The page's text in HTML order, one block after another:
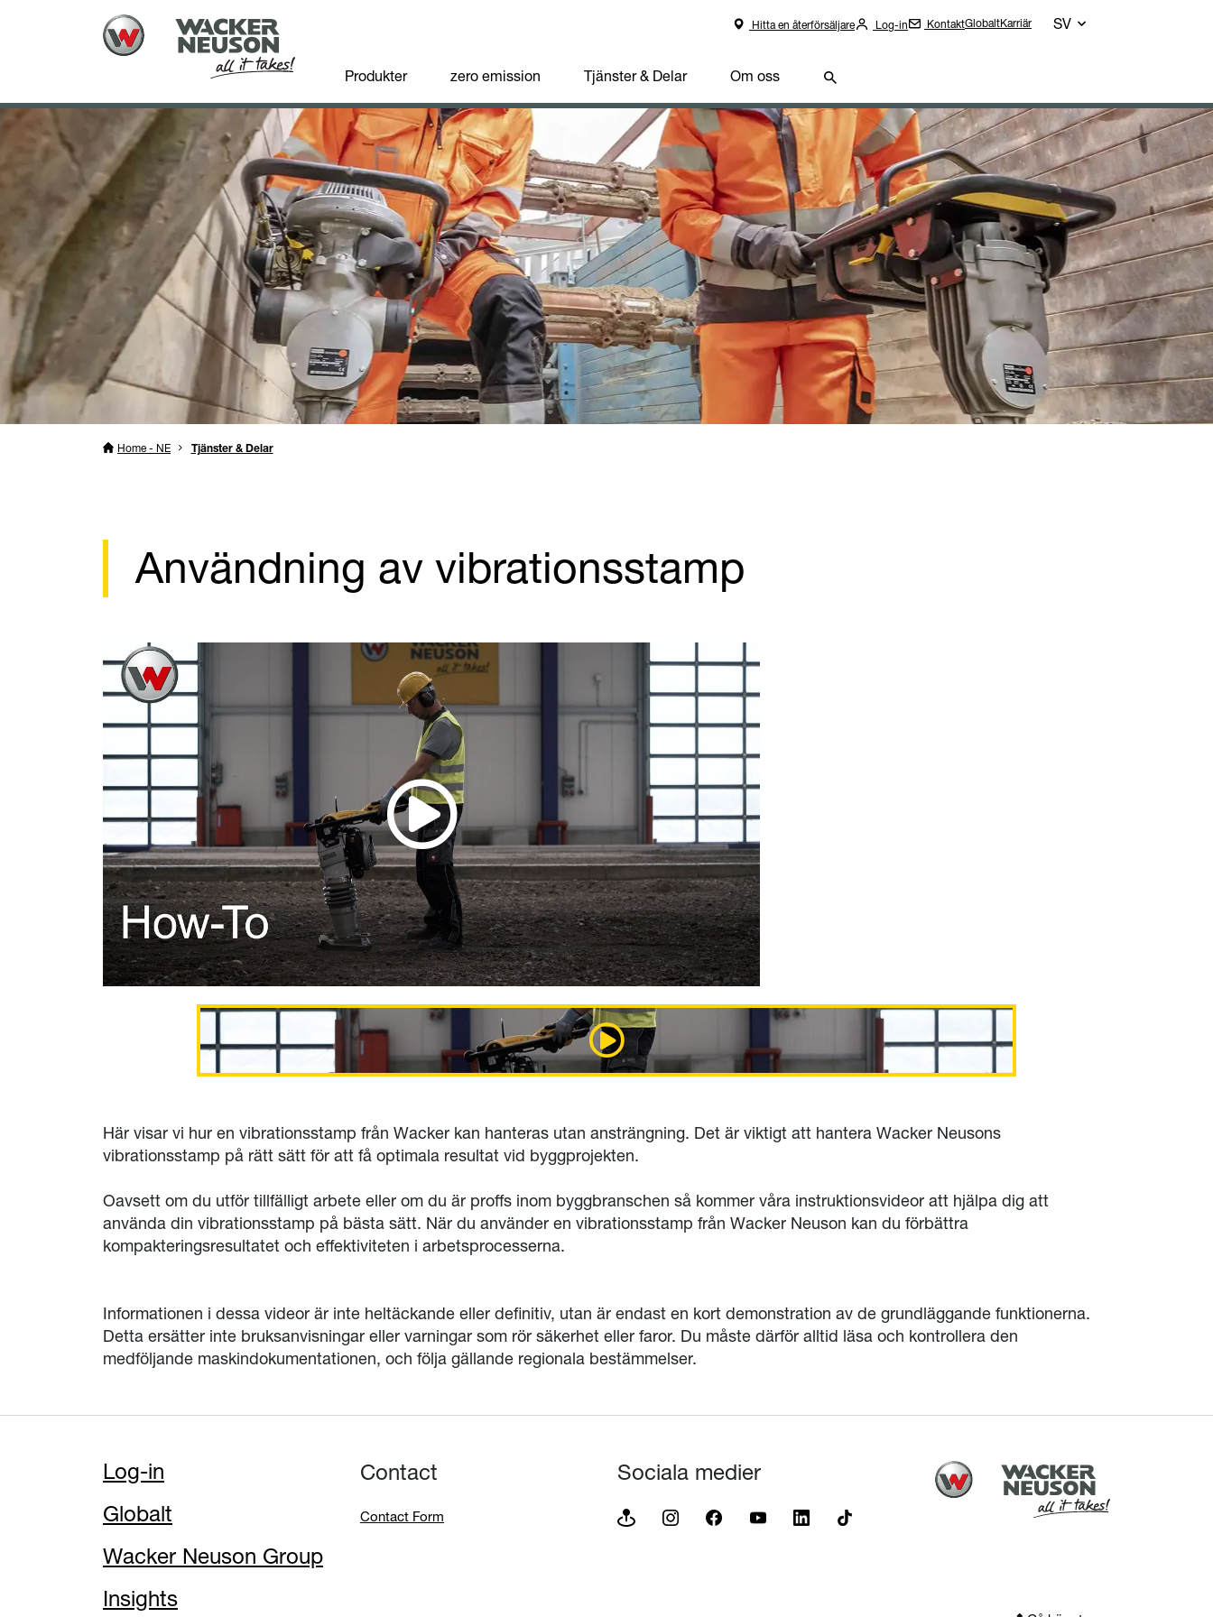
Hitta en återförsäljare Log-in KontaktGlobaltKarriär SV
Produkter zero emission Tjänster & Delar Om oss
Home - NE Tjänster & Delar
Användning av vibrationsstamp
Här visar vi hur en vibrationsstamp från Wacker kan hanteras utan ansträngning. Det är viktigt att hantera Wacker Neusons
vibrationsstamp på rätt sätt för att få optimala resultat vid byggprojekten.
Oavsett om du utför tillfälligt arbete eller om du är proffs inom byggbranschen så kommer våra instruktionsvideor att hjälpa dig att
använda din vibrationsstamp på bästa sätt. När du använder en vibrationsstamp från Wacker Neuson kan du förbättra
kompakteringsresultatet och effektiviteten i arbetsprocesserna.
Informationen i dessa videor är inte heltäckande eller definitiv, utan är endast en kort demonstration av de grundläggande funktionerna.
Detta ersätter inte bruksanvisningar eller varningar som rör säkerhet eller faror. Du måste därför alltid läsa och kontrollera den
medföljande maskindokumentationen, och följa gällande regionala bestämmelser.
Log-in
Globalt
Wacker Neuson Group
Insights
Contact
Contact Form
Sociala medier